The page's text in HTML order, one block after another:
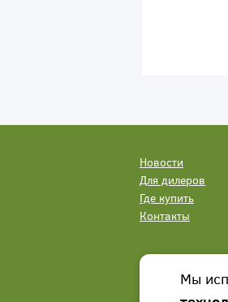
Новости
Для дилеров
Где купить
Контакты
Мы